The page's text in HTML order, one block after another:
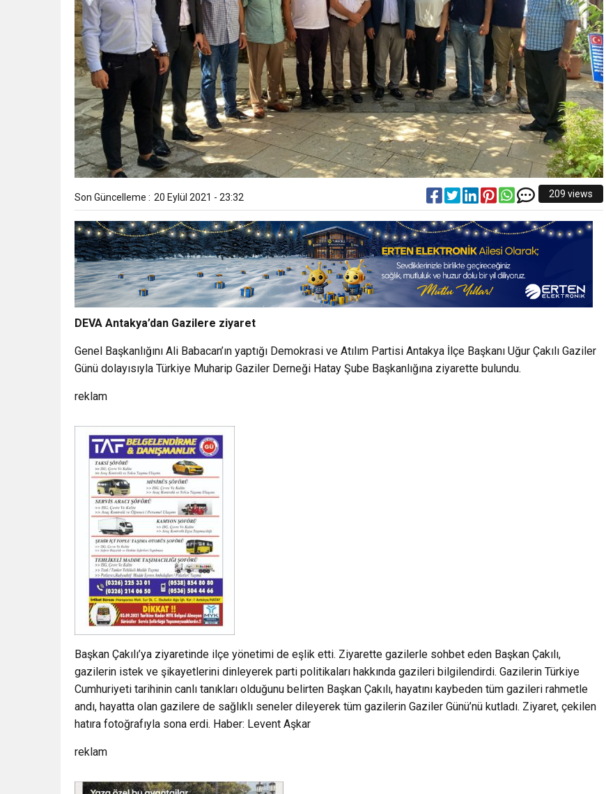
Son Güncelleme : 20 Eylül 2021 - 23:32 209 views
DEVA Antakya’dan Gazilere ziyaret
Genel Başkanlığını Ali Babacan’ın yaptığı Demokrasi ve Atılım Partisi Antakya İlçe Başkanı Uğur Çakılı Gaziler
Günü dolayısıyla Türkiye Muharip Gaziler Derneği Hatay Şube Başkanlığına ziyarette bulundu.
reklam
Başkan Çakılı’ya ziyaretinde ilçe yönetimi de eşlik etti. Ziyarette gazilerle sohbet eden Başkan Çakılı,
gazilerin istek ve şikayetlerini dinleyerek parti politikaları hakkında gazileri bilgilendirdi. Gazilerin Türkiye
Cumhuriyeti tarihinin canlı tanıkları olduğunu belirten Başkan Çakılı, hayatını kaybeden tüm gazileri rahmetle
andı, hayatta olan gazilere de sağlıklı seneler dileyerek tüm gazilerin Gaziler Günü’nü kutladı. Ziyaret, çekilen
hatıra fotoğrafıyla sona erdi. Haber: Levent Aşkar
reklam